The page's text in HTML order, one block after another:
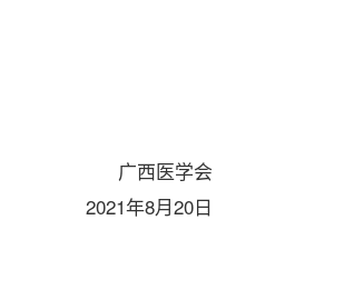
广西医学会
2021年8月20日